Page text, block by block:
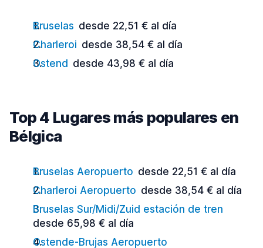
Bruselas desde 22,51 € al día
Charleroi desde 38,54 € al día
Ostend desde 43,98 € al día
Top 4 Lugares más populares en
Bélgica
Bruselas Aeropuerto desde 22,51 € al día
Charleroi Aeropuerto desde 38,54 € al día
Bruselas Sur/Midi/Zuid estación de tren
desde 65,98 € al día
Ostende-Brujas Aeropuerto